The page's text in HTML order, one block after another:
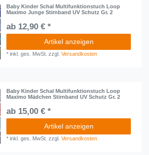
Baby Kinder Schal Multifunktionstuch Loop
Maximo Junge Stirnband UV Schutz Gr. 2
ab 12,90 € *
Artikel anzeigen
*inkl. ges. MwSt. zzgl.Versandkosten
Baby Kinder Schal Multifunktionstuch Loop
Maximo Mädchen Stirnband UV Schutz Gr. 2
ab 15,00 € *
Artikel anzeigen
*inkl. ges. MwSt. zzgl.Versandkosten